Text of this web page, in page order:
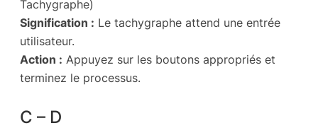
Tachygraphe)
Signification : Le tachygraphe attend une entrée
utilisateur.
Action : Appuyez sur les boutons appropriés et
terminez le processus.
C – D